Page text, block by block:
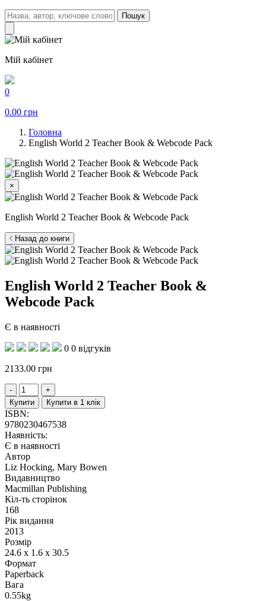
Пошук
Мій кабінет
0
0.00 грн
Головна
English World 2 Teacher Book & Webcode Pack
×
English World 2 Teacher Book & Webcode Pack
Назад до книги
English World 2 Teacher Book &
Webcode Pack
Є в наявності
0 0 відгуків
2133.00 грн
Купити Купити в 1 клік
ISBN:
9780230467538
Наявність:
Є в наявності
Автор
Liz Hocking, Mary Bowen
Видавництво
Macmillan Publishing
Кіл-ть сторінок
168
Рік видання
2013
Розмір
24.6 x 1.6 x 30.5
Формат
Paperback
Вага
0.55kg